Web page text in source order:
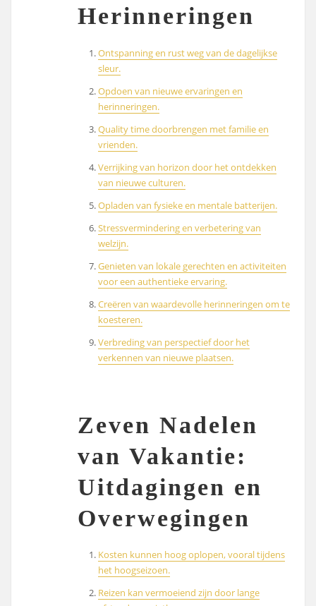
Herinneringen
Ontspanning en rust weg van de dagelijkse
sleur.
Opdoen van nieuwe ervaringen en
herinneringen.
Quality time doorbrengen met familie en
vrienden.
Verrijking van horizon door het ontdekken
van nieuwe culturen.
Opladen van fysieke en mentale batterijen.
Stressvermindering en verbetering van
welzijn.
Genieten van lokale gerechten en activiteiten
voor een authentieke ervaring.
Creëren van waardevolle herinneringen om te
koesteren.
Verbreding van perspectief door het
verkennen van nieuwe plaatsen.
Zeven Nadelen
van Vakantie:
Uitdagingen en
Overwegingen
Kosten kunnen hoog oplopen, vooral tijdens
het hoogseizoen.
Reizen kan vermoeiend zijn door lange